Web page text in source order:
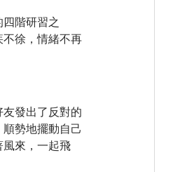
階研習之
徐，情緒不再
發出了反對的
勢地擺動自己
來，一起飛